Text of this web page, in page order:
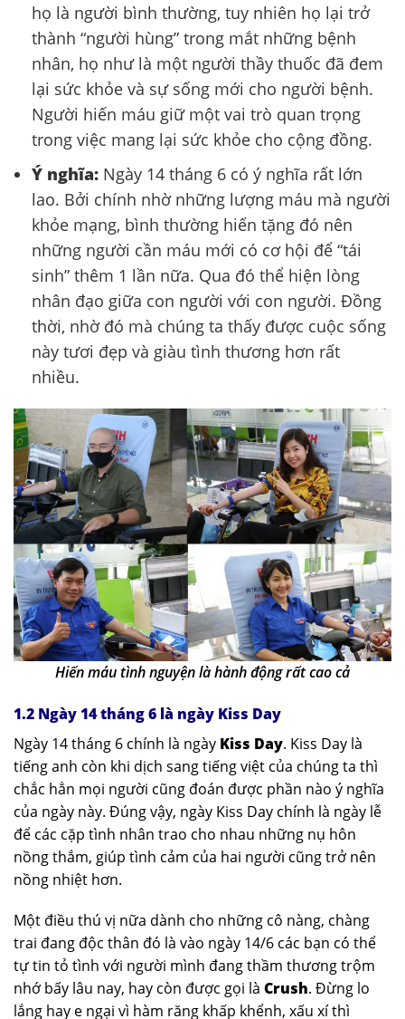
họ là người bình thường, tuy nhiên họ lại trở
thành “người hùng” trong mắt những bệnh
nhân, họ như là một người thầy thuốc đã đem
lại sức khỏe và sự sống mới cho người bệnh.
Người hiến máu giữ một vai trò quan trọng
trong việc mang lại sức khỏe cho cộng đồng.
Ý nghĩa: Ngày 14 tháng 6 có ý nghĩa rất lớn
lao. Bởi chính nhờ những lượng máu mà người
khỏe mạng, bình thường hiến tặng đó nên
những người cần máu mới có cơ hội để “tái
sinh” thêm 1 lần nữa. Qua đó thể hiện lòng
nhân đạo giữa con người với con người. Đồng
thời, nhờ đó mà chúng ta thấy được cuộc sống
này tươi đẹp và giàu tình thương hơn rất
nhiều.
Hiến máu tình nguyện là hành động rất cao cả
1.2 Ngày 14 tháng 6 là ngày Kiss Day
Ngày 14 tháng 6 chính là ngày Kiss Day. Kiss Day là
tiếng anh còn khi dịch sang tiếng việt của chúng ta thì
chắc hẳn mọi người cũng đoán được phần nào ý nghĩa
của ngày này. Đúng vậy, ngày Kiss Day chính là ngày lễ
để các cặp tình nhân trao cho nhau những nụ hôn
nồng thắm, giúp tình cảm của hai người cũng trở nên
nồng nhiệt hơn.
Một điều thú vị nữa dành cho những cô nàng, chàng
trai đang độc thân đó là vào ngày 14/6 các bạn có thể
tự tin tỏ tình với người mình đang thầm thương trộm
nhớ bấy lâu nay, hay còn được gọi là Crush. Đừng lo
lắng hay e ngại vì hàm răng khấp khểnh, xấu xí thì